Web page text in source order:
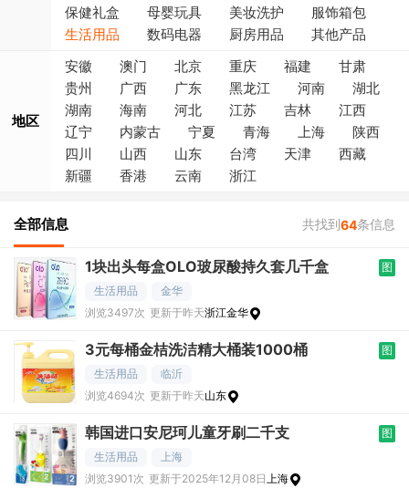
保健礼盒
母婴玩具 美妆洗护
服饰箱包
生活用品
数码电器 厨房用品 其他产品
地区
安徽 澳门 北京 重庆 福建
甘肃
贵州
广西 广东 黑龙江 河南
湖北
湖南
海南 河北 江苏 吉林
江西
辽宁
内蒙古 宁夏 青海 上海
陕西
四川
山西 山东 台湾 天津
西藏
新疆
香港 云南 浙江
全部信息 共找到64条信息
1块出头每盒OLO玻尿酸持久套几千盒
图
生活用品
金华
浏览3497次 更新于昨天浙江金华
3元每桶金桔洗洁精大桶装1000桶
图
生活用品
临沂
浏览4694次 更新于昨天山东
韩国进口安尼珂儿童牙刷二千支
图
生活用品
上海
浏览3901次 更新于2025年12月08日上海